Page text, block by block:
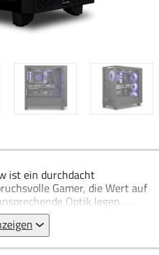
ist ein durchdacht
Gamer, die Wert auf
Optik legen.
sorgt das Gehäuse
und ist damit ideal